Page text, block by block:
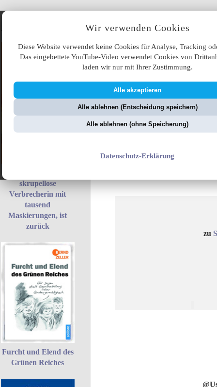
Wir verwenden Cookies
Diese Website verwendet keine Cookies für Analyse, Tracking
Das eingebettete YouTube-Video verwendet Cookies von
laden wir nur mit Ihrer Zustimmung.
Alle akzeptieren
Alle ablehnen (Entscheidung speichern)
Alle ablehnen (ohne Speicherung)
Datenschutz-Erklärung
Angebote
skrupellose
Verbrecherin mit
tausend
Maskierungen, ist
zurück
Furcht und Elend des
Grünen Reiches
zu